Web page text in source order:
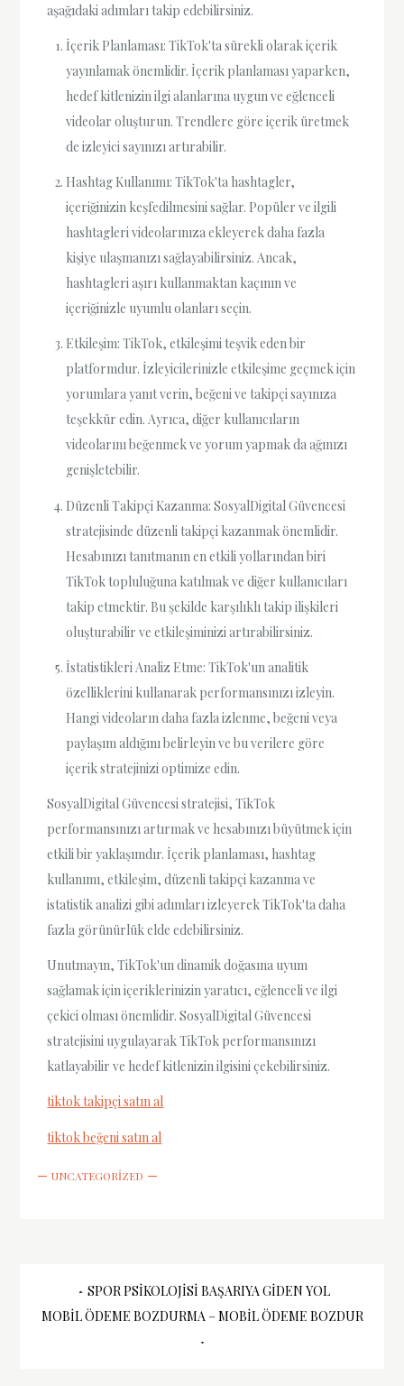
aşağıdaki adımları takip edebilirsiniz.
İçerik Planlaması: TikTok'ta sürekli olarak içerik
yayınlamak önemlidir. İçerik planlaması yaparken,
hedef kitlenizin ilgi alanlarına uygun ve eğlenceli
videolar oluşturun. Trendlere göre içerik üretmek
de izleyici sayınızı artırabilir.
Hashtag Kullanımı: TikTok'ta hashtagler,
içeriğinizin keşfedilmesini sağlar. Popüler ve ilgili
hashtagleri videolarınıza ekleyerek daha fazla
kişiye ulaşmanızı sağlayabilirsiniz. Ancak,
hashtagleri aşırı kullanmaktan kaçının ve
içeriğinizle uyumlu olanları seçin.
Etkileşim: TikTok, etkileşimi teşvik eden bir
platformdur. İzleyicilerinizle etkileşime geçmek için
yorumlara yanıt verin, beğeni ve takipçi sayınıza
teşekkür edin. Ayrıca, diğer kullanıcıların
videolarını beğenmek ve yorum yapmak da ağınızı
genişletebilir.
Düzenli Takipçi Kazanma: SosyalDigital Güvencesi
stratejisinde düzenli takipçi kazanmak önemlidir.
Hesabınızı tanıtmanın en etkili yollarından biri
TikTok topluluğuna katılmak ve diğer kullanıcıları
takip etmektir. Bu şekilde karşılıklı takip ilişkileri
oluşturabilir ve etkileşiminizi artırabilirsiniz.
İstatistikleri Analiz Etme: TikTok'un analitik
özelliklerini kullanarak performansınızı izleyin.
Hangi videoların daha fazla izlenme, beğeni veya
paylaşım aldığını belirleyin ve bu verilere göre
içerik stratejinizi optimize edin.
SosyalDigital Güvencesi stratejisi, TikTok
performansınızı artırmak ve hesabınızı büyütmek için
etkili bir yaklaşımdır. İçerik planlaması, hashtag
kullanımı, etkileşim, düzenli takipçi kazanma ve
istatistik analizi gibi adımları izleyerek TikTok'ta daha
fazla görünürlük elde edebilirsiniz.
Unutmayın, TikTok'un dinamik doğasına uyum
sağlamak için içeriklerinizin yaratıcı, eğlenceli ve ilgi
çekici olması önemlidir. SosyalDigital Güvencesi
stratejisini uygulayarak TikTok performansınızı
katlayabilir ve hedef kitlenizin ilgisini çekebilirsiniz.
tiktok takipçi satın al
tiktok beğeni satın al
UNCATEGORIZED
YazıSPOR PSIKOLOJISI BAŞARIYA GIDEN YOL
MOBIL ÖDEME BOZDURMA – MOBIL ÖDEME BOZDUR